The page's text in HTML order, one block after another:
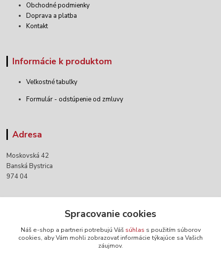
Obchodné podmienky
Doprava a platba
Kontakt
Informácie k produktom
Veľkostné tabuľky
Formulár - odstúpenie od zmluvy
Adresa
Moskovská 42
Banská Bystrica
974 04
+421 903 152 158
Spracovanie cookies
Náš e-shop a partneri potrebujú Váš súhlas s použitím súborov
cookies, aby Vám mohli zobrazovať informácie týkajúce sa Vašich
záujmov.